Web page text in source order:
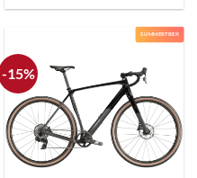
originale
€1.539,00.
attuale
€1.385,00.
SUMMERTREK
-15%